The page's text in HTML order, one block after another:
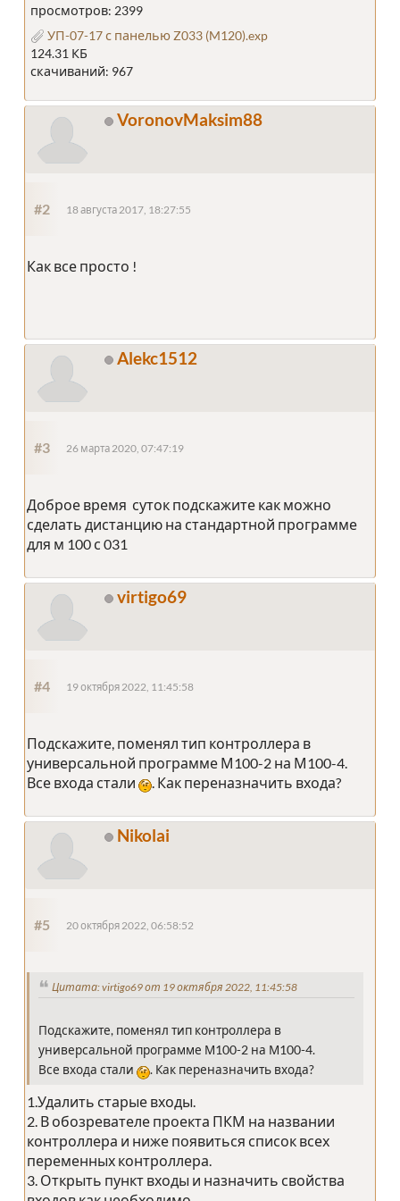
просмотров: 2399
УП-07-17 с панелью Z033 (M120).exp
124.31 КБ
скачиваний: 967
VoronovMaksim88
#2 18 августа 2017, 18:27:55
Как все просто !
Alekc1512
#3 26 марта 2020, 07:47:19
Доброе время суток подскажите как можно
сделать дистанцию на стандартной программе
для м 100 с 031
virtigo69
#4 19 октября 2022, 11:45:58
Подскажите, поменял тип контроллера в
универсальной программе М100-2 на М100-4.
Все входа стали
. Как переназначить входа?
Nikolai
#5 20 октября 2022, 06:58:52
Цитата: virtigo69 от 19 октября 2022, 11:45:58
Подскажите, поменял тип контроллера в
универсальной программе М100-2 на М100-4.
Все входа стали
. Как переназначить входа?
1.Удалить старые входы.
2. В обозревателе проекта ПКМ на названии
контроллера и ниже появиться список всех
переменных контроллера.
3. Открыть пункт входы и назначить свойства